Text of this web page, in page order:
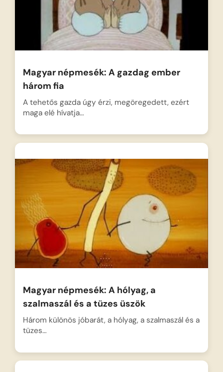
Magyar népmesék: A gazdag ember
három fia
A tehetős gazda úgy érzi, megöregedett, ezért
maga elé hívatja…
Magyar népmesék: A hólyag, a
szalmaszál és a tüzes üszök
Három különös jóbarát, a hólyag, a szalmaszál és a
tüzes…